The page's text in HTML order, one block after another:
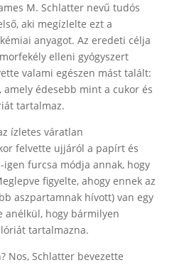
M. Schlatter nevű tudós
aki megízlelte ezt a
anyagot. Az eredeti célja
elleni gyógyszert
valami egészen mást talált:
amely édesebb mint a cukor és
tartalmaz.
ízletes váratlan
felvette ujjáról a papírt és
igen furcsa módja annak, hogy
figyelte, ahogy ennek az
aszpartamnak hívott) van egy
anélkül, hogy bármilyen
tartalmazna.
Nos, Schlatter bevezette